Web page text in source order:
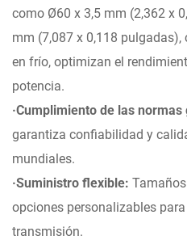
como Ø60 x 3,5 mm (2,362 x
mm (7,087 x 0,118
en frío, optimizan el
potencia.
·Cumplimiento de las normas
garantiza confiabilidad y
mundiales.
·Suministro flexible:
opciones personalizables
transmisión.